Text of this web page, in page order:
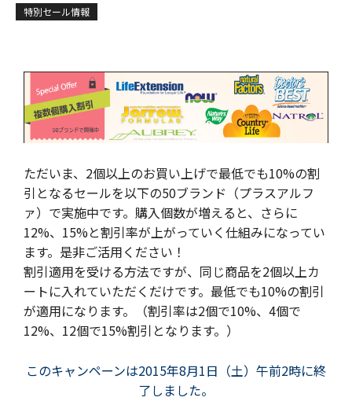
特別セール情報
ただいま、2個以上のお買い上げで最低でも10%の割
引となるセールを以下の50ブランド（プラスアルフ
ァ）で実施中です。購入個数が増えると、さらに
12%、15%と割引率が上がっていく仕組みになってい
ます。是非ご活用ください！
割引適用を受ける方法ですが、同じ商品を2個以上カ
ートに入れていただくだけです。最低でも10%の割引
が適用になります。（割引率は2個で10%、4個で
12%、12個で15%割引となります。）
このキャンペーンは2015年8月1日（土）午前2時に終
了しました。